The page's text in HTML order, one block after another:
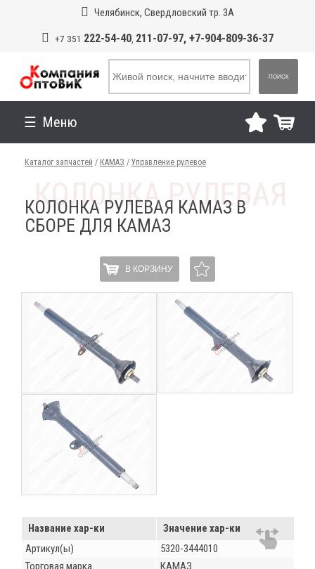
Челябинск, Свердловский тр. 3А
+7 351 222-54-40, 211-07-97, +7-904-809-36-37
ПОИСК
Меню
Каталог запчастей / КАМАЗ / Управление рулевое
КОЛОНКА РУЛЕВАЯ КАМАЗ В
СБОРЕ ДЛЯ КАМАЗ
В КОРЗИНУ
Название хар-ки
Значение хар-ки
Артикул(ы)
5320-3444010
Торговая марка
КАМАЗ